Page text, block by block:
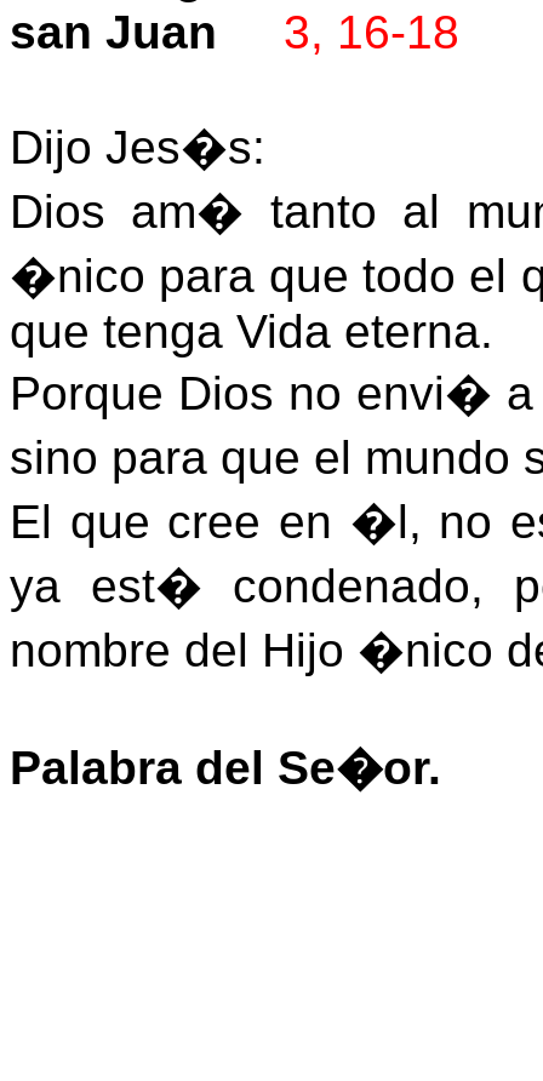
san Juan
3, 16-18
Dijo Jes�s:
Dios am� tanto al
�nico para que todo el
que tenga Vida eterna.
Porque Dios no envi�
sino para que el mundo
El que cree en �l, no
ya est� condenado,
nombre del Hijo �nico
Palabra del Se�or.